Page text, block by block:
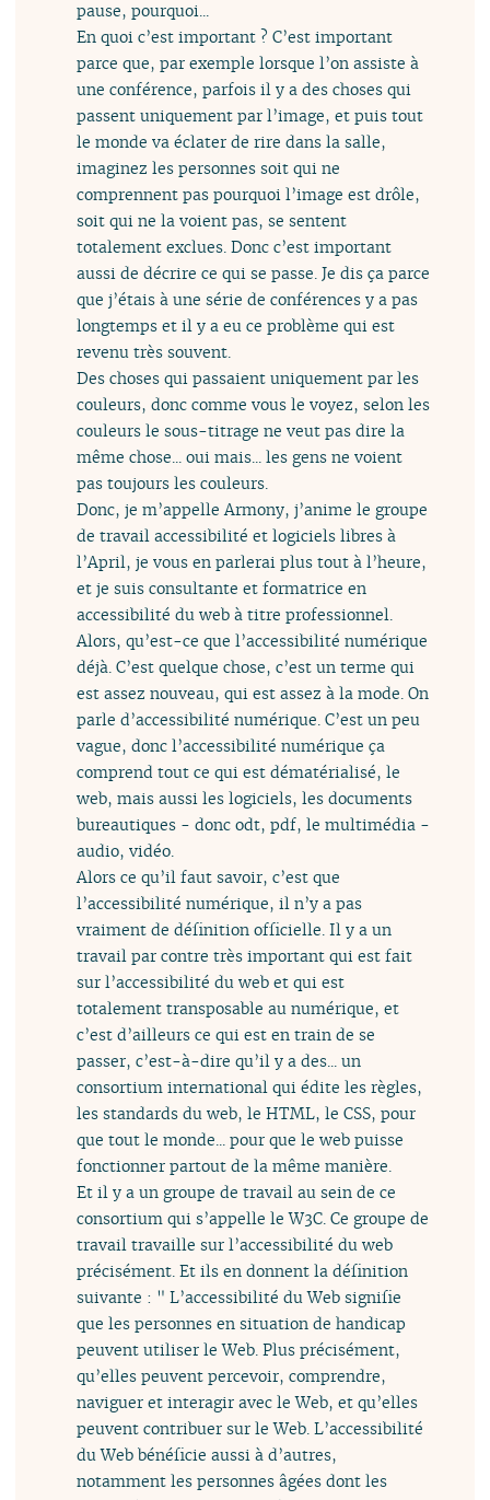
pause, pourquoi...
En quoi c’est important ? C’est important
parce que, par exemple lorsque l’on assiste à
une conférence, parfois il y a des choses qui
passent uniquement par l’image, et puis tout
le monde va éclater de rire dans la salle,
imaginez les personnes soit qui ne
comprennent pas pourquoi l’image est drôle,
soit qui ne la voient pas, se sentent
totalement exclues. Donc c’est important
aussi de décrire ce qui se passe. Je dis ça parce
que j’étais à une série de conférences y a pas
longtemps et il y a eu ce problème qui est
revenu très souvent.
Des choses qui passaient uniquement par les
couleurs, donc comme vous le voyez, selon les
couleurs le sous-titrage ne veut pas dire la
même chose... oui mais... les gens ne voient
pas toujours les couleurs.
Donc, je m’appelle Armony, j’anime le groupe
de travail accessibilité et logiciels libres à
l’April, je vous en parlerai plus tout à l’heure,
et je suis consultante et formatrice en
accessibilité du web à titre professionnel.
Alors, qu’est-ce que l’accessibilité numérique
déjà. C’est quelque chose, c’est un terme qui
est assez nouveau, qui est assez à la mode. On
parle d’accessibilité numérique. C’est un peu
vague, donc l’accessibilité numérique ça
comprend tout ce qui est dématérialisé, le
web, mais aussi les logiciels, les documents
bureautiques - donc odt, pdf, le multimédia -
audio, vidéo.
Alors ce qu’il faut savoir, c’est que
l’accessibilité numérique, il n’y a pas
vraiment de définition officielle. Il y a un
travail par contre très important qui est fait
sur l’accessibilité du web et qui est
totalement transposable au numérique, et
c’est d’ailleurs ce qui est en train de se
passer, c’est-à-dire qu’il y a des... un
consortium international qui édite les règles,
les standards du web, le HTML, le CSS, pour
que tout le monde... pour que le web puisse
fonctionner partout de la même manière.
Et il y a un groupe de travail au sein de ce
consortium qui s’appelle le W3C. Ce groupe de
travail travaille sur l’accessibilité du web
précisément. Et ils en donnent la définition
suivante : " L’accessibilité du Web signifie
que les personnes en situation de handicap
peuvent utiliser le Web. Plus précisément,
qu’elles peuvent percevoir, comprendre,
naviguer et interagir avec le Web, et qu’elles
peuvent contribuer sur le Web. L’accessibilité
du Web bénéficie aussi à d’autres,
notamment les personnes âgées dont les